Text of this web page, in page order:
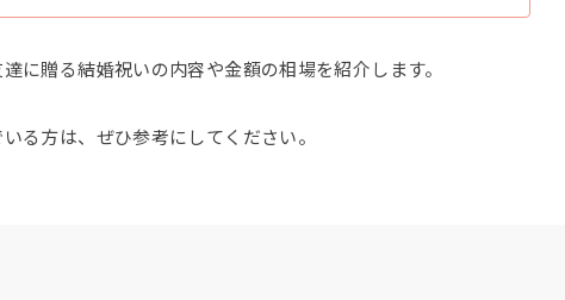
に贈る結婚祝いの内容や金額の相場を紹介します。
る方は、ぜひ参考にしてください。